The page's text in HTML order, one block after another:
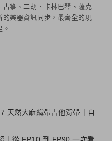
箏、二胡、卡林巴琴、薩克
樂器資訊同步，最齊全的現
天然大麻織帶吉他背帶｜自